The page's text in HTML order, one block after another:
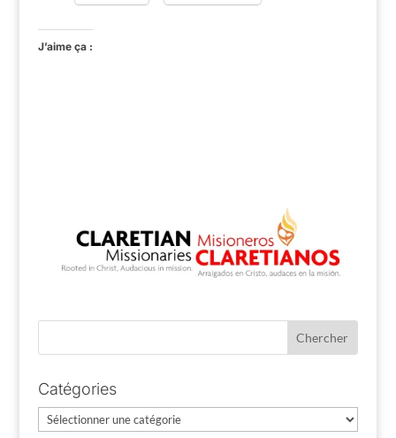
J’aime ça :
Catégories
Catégories